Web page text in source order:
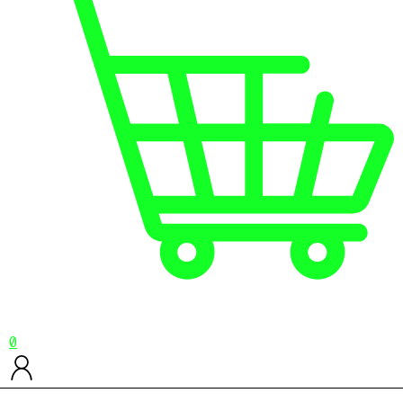
0